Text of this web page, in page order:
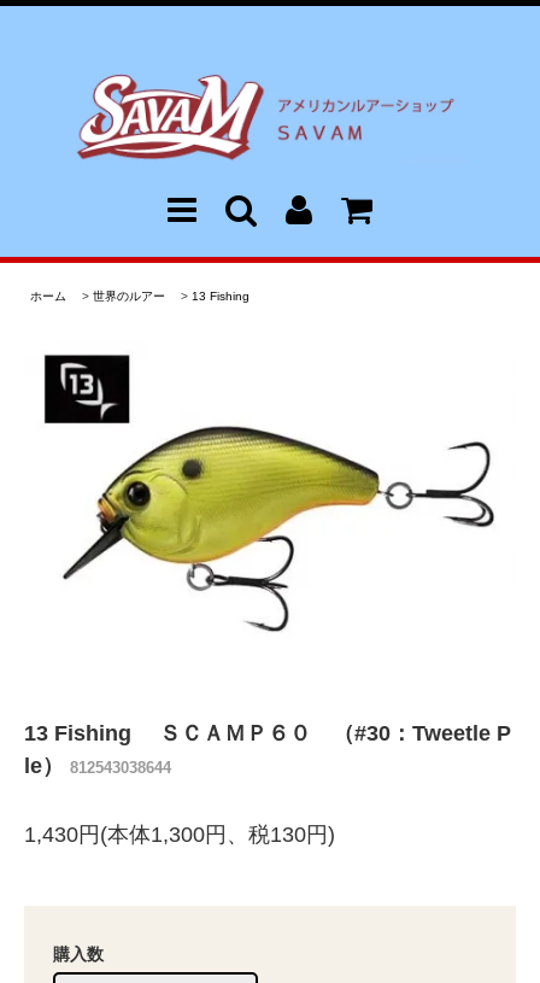
ホーム > 世界のルアー > 13 Fishing
13 Fishing ＳＣＡＭＰ６０ （#30：Tweetle P
le）
812543038644
1,430円(本体1,300円、税130円)
購入数